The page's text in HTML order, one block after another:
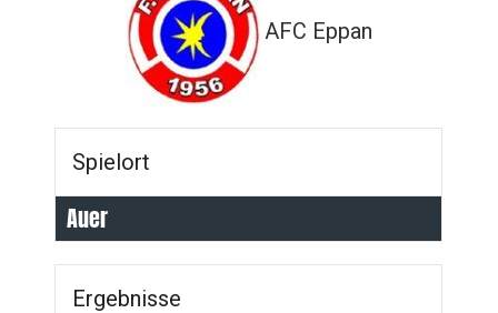
AFC Eppan
Spielort
Auer
Ergebnisse